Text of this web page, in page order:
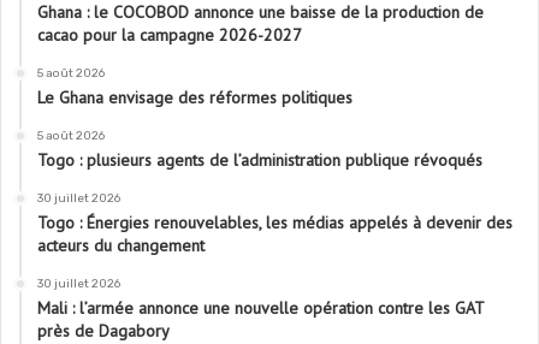
Ghana : le COCOBOD annonce une baisse de la production de
cacao pour la campagne 2026-2027
5 août 2026
Le Ghana envisage des réformes politiques
5 août 2026
Togo : plusieurs agents de l’administration publique révoqués
30 juillet 2026
Togo : Énergies renouvelables, les médias appelés à devenir des
acteurs du changement
30 juillet 2026
Mali : l’armée annonce une nouvelle opération contre les GAT
près de Dagabory